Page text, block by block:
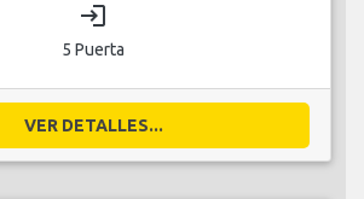
login
5 Puerta
VER DETALLES...